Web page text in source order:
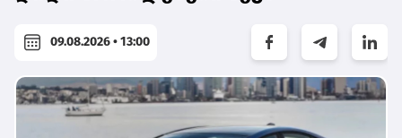
09.08.2026 • 13:00